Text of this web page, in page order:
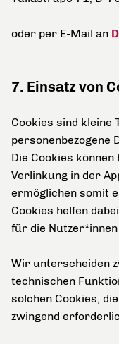
oder per E-Mail an
7. Einsatz von
Cookies sind kleine
personenbezogene
Die Cookies
Verlinkung in der
ermöglichen somit
Cookies helfen
für die
Wir unterscheiden
technischen
solchen Cookies,
zwingend